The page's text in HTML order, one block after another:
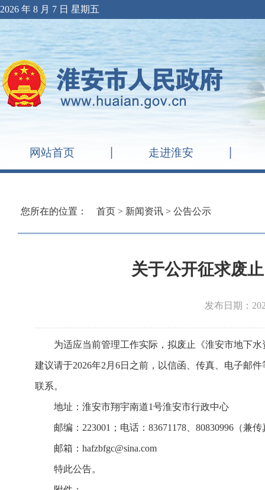
2026 年 8 月 7 日 星期五
网站首页 走进淮安
您所在的位置： 首页 > 新闻资讯 > 公告公示
关于公开征求废
发布日期：
为适应当前管理工作实际，拟废止《淮安市地下
建议请于2026年2月6日之前，以信函、传真、电子邮
联系。
地址：淮安市翔宇南道1号淮安市行政中心
邮编：223001；电话：83671178、80830996（兼传
邮箱：hafzbfgc@sina.com
特此公告。